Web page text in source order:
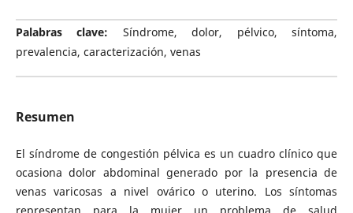
Palabras clave: Síndrome, dolor, pélvico, síntoma,
prevalencia, caracterización, venas
Resumen
El síndrome de congestión pélvica es un cuadro clínico que
ocasiona dolor abdominal generado por la presencia de
venas varicosas a nivel ovárico o uterino. Los síntomas